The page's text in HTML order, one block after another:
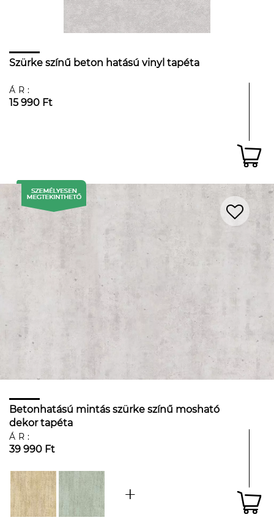
Szürke színű beton hatású vinyl tapéta
ÁR:
15 990 Ft
Betonhatású mintás szürke színű mosható
dekor tapéta
ÁR:
39 990 Ft